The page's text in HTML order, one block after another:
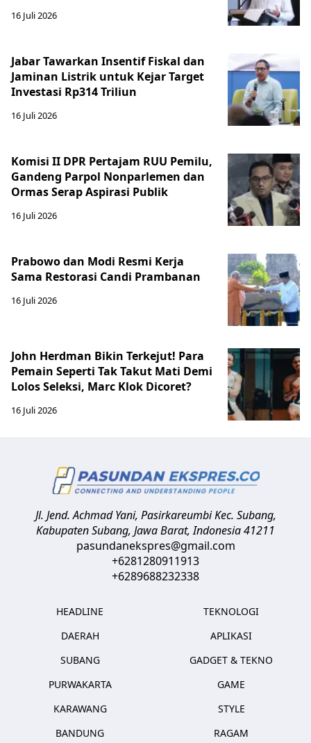
16 Juli 2026
Jabar Tawarkan Insentif Fiskal dan
Jaminan Listrik untuk Kejar Target
Investasi Rp314 Triliun
16 Juli 2026
Komisi II DPR Pertajam RUU Pemilu,
Gandeng Parpol Nonparlemen dan
Ormas Serap Aspirasi Publik
16 Juli 2026
Prabowo dan Modi Resmi Kerja
Sama Restorasi Candi Prambanan
16 Juli 2026
John Herdman Bikin Terkejut! Para
Pemain Seperti Tak Takut Mati Demi
Lolos Seleksi, Marc Klok Dicoret?
16 Juli 2026
Jl. Jend. Achmad Yani, Pasirkareumbi Kec. Subang,
Kabupaten Subang, Jawa Barat,Indonesia41211
pasundanekspres@gmail.com
+6281280911913
+6289688232338
HEADLINE
DAERAH
SUBANG
PURWAKARTA
KARAWANG
BANDUNG
TEKNOLOGI
APLIKASI
GADGET & TEKNO
GAME
STYLE
RAGAM